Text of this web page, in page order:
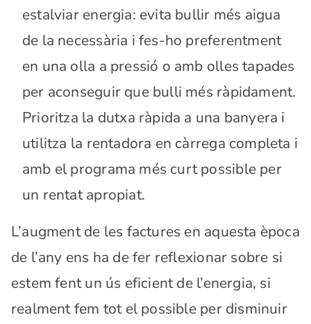
estalviar energia: evita bullir més aigua
de la necessària i fes-ho preferentment
en una olla a pressió o amb olles tapades
per aconseguir que bulli més ràpidament.
Prioritza la dutxa ràpida a una banyera i
utilitza la rentadora en càrrega completa i
amb el programa més curt possible per
un rentat apropiat.
L’augment de les factures en aquesta època
de l’any ens ha de fer reflexionar sobre si
estem fent un ús eficient de l’energia, si
realment fem tot el possible per disminuir